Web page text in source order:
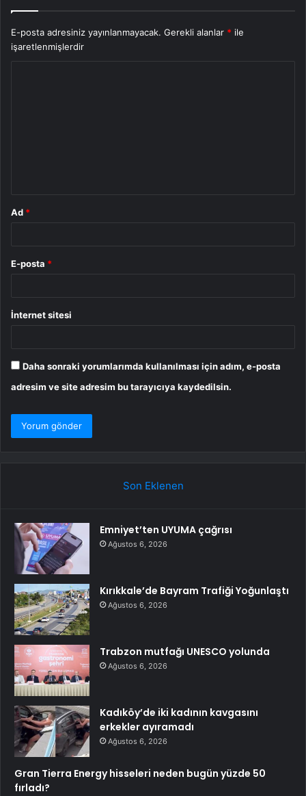
E-posta adresiniz yayınlanmayacak. Gerekli alanlar * ile
işaretlenmişlerdir
Ad *
E-posta *
İnternet sitesi
Daha sonraki yorumlarımda kullanılması için adım, e-posta
adresim ve site adresim bu tarayıcıya kaydedilsin.
Son Eklenen
Emniyet’ten UYUMA çağrısı
Ağustos 6, 2026
Kırıkkale’de Bayram Trafiği Yoğunlaştı
Ağustos 6, 2026
Trabzon mutfağı UNESCO yolunda
Ağustos 6, 2026
Kadıköy’de iki kadının kavgasını
erkekler ayıramadı
Ağustos 6, 2026
Gran Tierra Energy hisseleri neden bugün yüzde 50
fırladı?